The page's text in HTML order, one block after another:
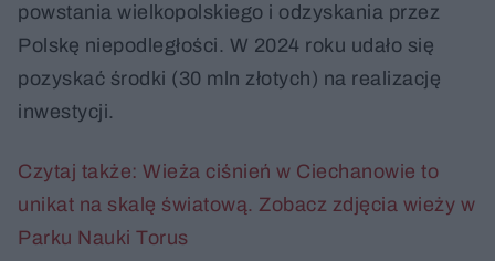
powstania wielkopolskiego i odzyskania przez
Polskę niepodległości. W 2024 roku udało się
pozyskać środki (30 mln złotych) na realizację
inwestycji.
Czytaj także: Wieża ciśnień w Ciechanowie to
unikat na skalę światową. Zobacz zdjęcia wieży w
Parku Nauki Torus